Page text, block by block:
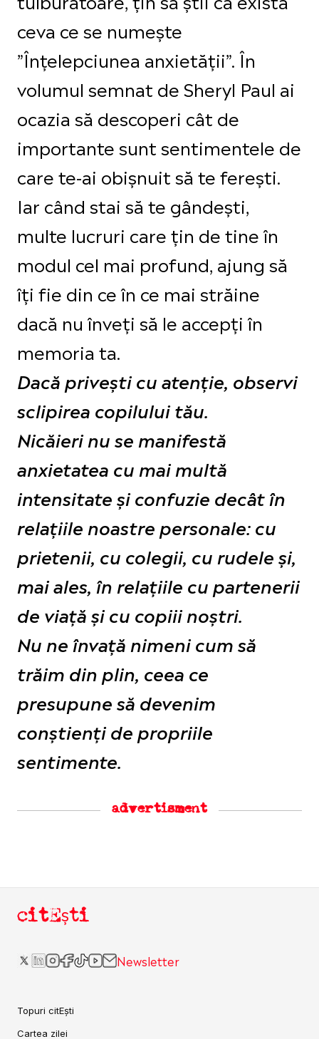
ceva ce se numește
”Înțelepciunea anxietății”. În
volumul semnat de Sheryl Paul ai
ocazia să descoperi cât de
importante sunt sentimentele de
care te-ai obișnuit să te ferești.
Iar când stai să te gândești,
multe lucruri care țin de tine în
modul cel mai profund, ajung să
îți fie din ce în ce mai străine
dacă nu înveți să le accepți în
memoria ta.
Dacă privești cu atenție, observi
sclipirea copilului tău.
Nicăieri nu se manifestă
anxietatea cu mai multă
intensitate și confuzie decât în
relațiile noastre personale: cu
prietenii, cu colegii, cu rudele și,
mai ales, în relațiile cu partenerii
de viață și cu copiii noștri.
Nu ne învață nimeni cum să
trăim din plin, ceea ce
presupune să devenim
conștienți de propriile
sentimente.
advertisment
citEști
Newsletter
Topuri citEști
Cartea zilei